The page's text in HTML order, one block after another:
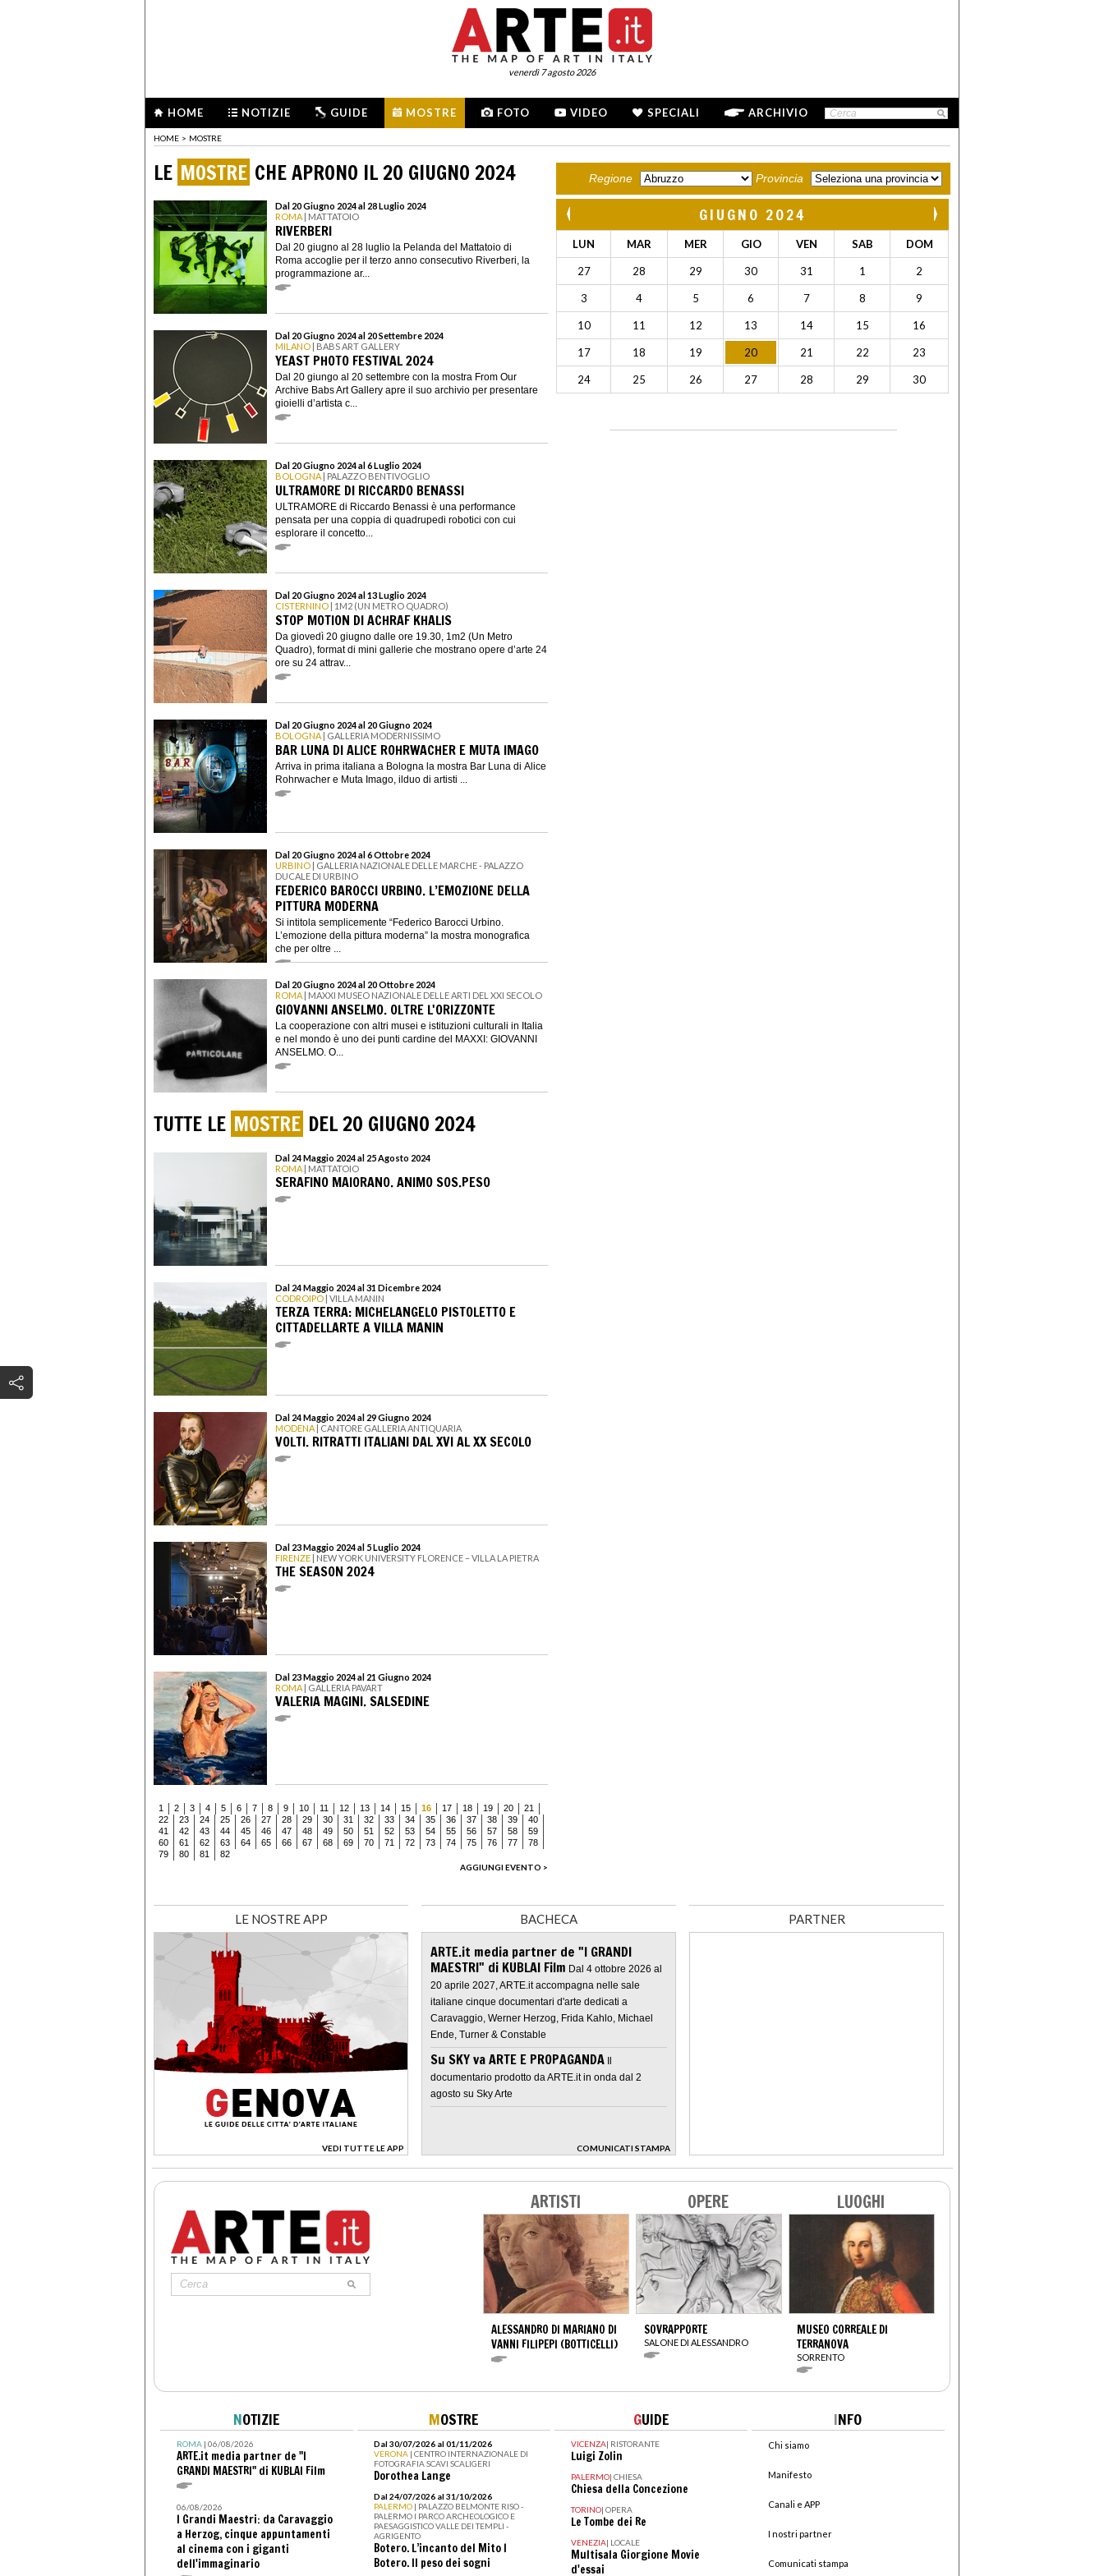
venerdì 7 agosto 2026
HOME NOTIZIE GUIDE MOSTRE FOTO VIDEO SPECIALI ARCHIVIO
HOME > MOSTRE
LE MOSTRE CHE APRONO IL 20 GIUGNO 2024
Dal 20 Giugno 2024 al 28 Luglio 2024
ROMA | MATTATOIO
RIVERBERI
Dal 20 giugno al 28 luglio la Pelanda del Mattatoio di
Roma accoglie per il terzo anno consecutivo Riverberi, la
programmazione ar...
Dal 20 Giugno 2024 al 20 Settembre 2024
MILANO | BABS ART GALLERY
YEAST PHOTO FESTIVAL 2024
Dal 20 giungo al 20 settembre con la mostra From Our
Archive Babs Art Gallery apre il suo archivio per presentare
gioielli d’artista c...
Dal 20 Giugno 2024 al 6 Luglio 2024
BOLOGNA | PALAZZO BENTIVOGLIO
ULTRAMORE DI RICCARDO BENASSI
ULTRAMORE di Riccardo Benassi è una performance
pensata per una coppia di quadrupedi robotici con cui
esplorare il concetto...
Dal 20 Giugno 2024 al 13 Luglio 2024
CISTERNINO | 1M2 (UN METRO QUADRO)
STOP MOTION DI ACHRAF KHALIS
Da giovedì 20 giugno dalle ore 19.30, 1m2 (Un Metro
Quadro), format di mini gallerie che mostrano opere d’arte 24
ore su 24 attrav...
Dal 20 Giugno 2024 al 20 Giugno 2024
BOLOGNA | GALLERIA MODERNISSIMO
BAR LUNA DI ALICE ROHRWACHER E MUTA IMAGO
Arriva in prima italiana a Bologna la mostra Bar Luna di Alice
Rohrwacher e Muta Imago, ilduo di artisti ...
Dal 20 Giugno 2024 al 6 Ottobre 2024
URBINO | GALLERIA NAZIONALE DELLE MARCHE - PALAZZO
DUCALE DI URBINO
FEDERICO BAROCCI URBINO. L’EMOZIONE DELLA
PITTURA MODERNA
Si intitola semplicemente “Federico Barocci Urbino.
L’emozione della pittura moderna” la mostra monografica
che per oltre ...
Dal 20 Giugno 2024 al 20 Ottobre 2024
ROMA | MAXXI MUSEO NAZIONALE DELLE ARTI DEL XXI SECOLO
GIOVANNI ANSELMO. OLTRE L'ORIZZONTE
La cooperazione con altri musei e istituzioni culturali in Italia
e nel mondo è uno dei punti cardine del MAXXI: GIOVANNI
ANSELMO. O...
TUTTE LE MOSTRE DEL 20 GIUGNO 2024
Dal 24 Maggio 2024 al 25 Agosto 2024
ROMA | MATTATOIO
SERAFINO MAIORANO. ANIMO SOS.PESO
Dal 24 Maggio 2024 al 31 Dicembre 2024
CODROIPO | VILLA MANIN
TERZA TERRA: MICHELANGELO PISTOLETTO E
CITTADELLARTE A VILLA MANIN
Dal 24 Maggio 2024 al 29 Giugno 2024
MODENA | CANTORE GALLERIA ANTIQUARIA
VOLTI. RITRATTI ITALIANI DAL XVI AL XX SECOLO
Dal 23 Maggio 2024 al 5 Luglio 2024
FIRENZE | NEW YORK UNIVERSITY FLORENCE – VILLA LA PIETRA
THE SEASON 2024
Dal 23 Maggio 2024 al 21 Giugno 2024
ROMA | GALLERIA PAVART
VALERIA MAGINI. SALSEDINE
1 2 3 4 5 6 7 8 9 10 11 12 13 14 15 16 17 18 19 20
21
22
23 24 25 26 27 28 29 30 31 32 33 34 35 36 37 38 39
40
41
42 43 44 45 46 47 48 49 50 51 52 53 54 55 56 57 58
59
60
61 62 63 64 65 66 67 68 69 70 71 72 73 74 75 76 77
78
79
80 81
82
AGGIUNGI EVENTO >
Regione Provincia
GIUGNO 2024
LUN MAR MER GIO VEN SAB DOM
27 28 29 30 31 1 2
3 4 5 6 7 8 9
10 11 12 13 14 15 16
17 18 19 20 21 22 23
24 25 26 27 28 29 30
LE NOSTRE APP
VEDI TUTTE LE APP
>
BACHECA
ARTE.it media partner de "I GRANDI
MAESTRI" di KUBLAI Film Dal 4 ottobre 2026 al
20 aprile 2027, ARTE.it accompagna nelle sale
italiane cinque documentari d'arte dedicati a
Caravaggio, Werner Herzog, Frida Kahlo, Michael
Ende, Turner & Constable
Su SKY va ARTE E PROPAGANDA Il
documentario prodotto da ARTE.it in onda dal 2
agosto su Sky Arte
COMUNICATI STAMPA
>
PARTNER
ARTISTI
ALESSANDRO DI MARIANO DI
VANNI FILIPEPI (BOTTICELLI)
OPERE
SOVRAPPORTE
SALONE DI ALESSANDRO
LUOGHI
MUSEO CORREALE DI
TERRANOVA
SORRENTO
NOTIZIE
ROMA| 06/08/2026
ARTE.it media partner de "I
GRANDI MAESTRI" di KUBLAI Film
06/08/2026
I Grandi Maestri: da Caravaggio
a Herzog, cinque appuntamenti
al cinema con i giganti
dell'immaginario
MOSTRE
Dal 30/07/2026 al 01/11/2026
VERONA | CENTRO INTERNAZIONALE DI
FOTOGRAFIA SCAVI SCALIGERI
Dorothea Lange
Dal 24/07/2026 al 31/10/2026
PALERMO | PALAZZO BELMONTE RISO -
PALERMO I PARCO ARCHEOLOGICO E
PAESAGGISTICO VALLE DEI TEMPLI -
AGRIGENTO
Botero. L’incanto del Mito I
Botero. Il peso dei sogni
GUIDE
VICENZA| RISTORANTE
Luigi Zolin
PALERMO| CHIESA
Chiesa della Concezione
TORINO| OPERA
Le Tombe dei Re
VENEZIA| LOCALE
Multisala Giorgione Movie
d'essai
INFO
Chi siamo
Manifesto
Canali e APP
I nostri partner
Comunicati stampa